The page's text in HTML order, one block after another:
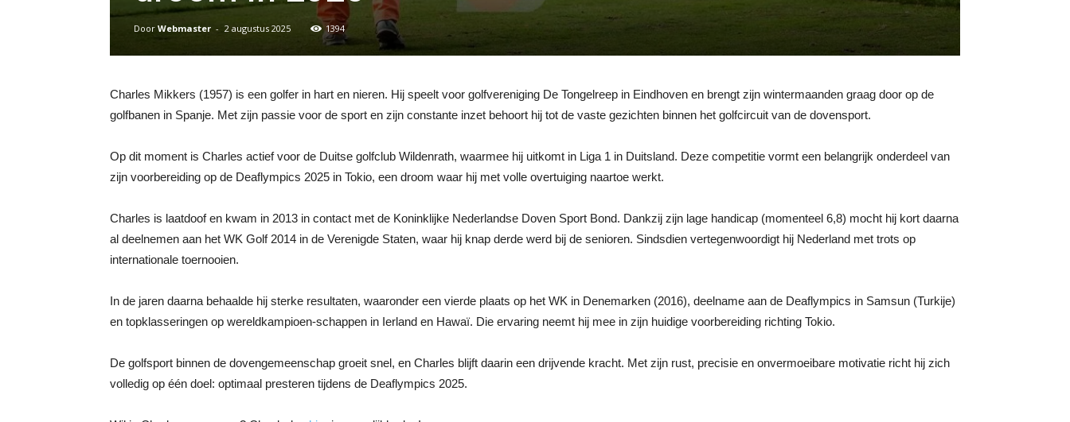
Door Webmaster - 2 augustus 2025 1394
Charles Mikkers (1957) is een golfer in hart en nieren. Hij speelt voor golfvereniging De Tongelreep in Eindhoven en brengt zijn wintermaanden graag door op de
golfbanen in Spanje. Met zijn passie voor de sport en zijn constante inzet behoort hij tot de vaste gezichten binnen het golfcircuit van de dovensport.
Op dit moment is Charles actief voor de Duitse golfclub Wildenrath, waarmee hij uitkomt in Liga 1 in Duitsland. Deze competitie vormt een belangrijk onderdeel van
zijn voorbereiding op de Deaflympics 2025 in Tokio, een droom waar hij met volle overtuiging naartoe werkt.
Charles is laatdoof en kwam in 2013 in contact met de Koninklijke Nederlandse Doven Sport Bond. Dankzij zijn lage handicap (momenteel 6,8) mocht hij kort daarna
al deelnemen aan het WK Golf 2014 in de Verenigde Staten, waar hij knap derde werd bij de senioren. Sindsdien vertegenwoordigt hij Nederland met trots op
internationale toernooien.
In de jaren daarna behaalde hij sterke resultaten, waaronder een vierde plaats op het WK in Denemarken (2016), deelname aan de Deaflympics in Samsun (Turkije)
en topklasseringen op wereldkampioen-schappen in Ierland en Hawaï. Die ervaring neemt hij mee in zijn huidige voorbereiding richting Tokio.
De golfsport binnen de dovengemeenschap groeit snel, en Charles blijft daarin een drijvende kracht. Met zijn rust, precisie en onvermoeibare motivatie richt hij zich
volledig op één doel: optimaal presteren tijdens de Deaflympics 2025.